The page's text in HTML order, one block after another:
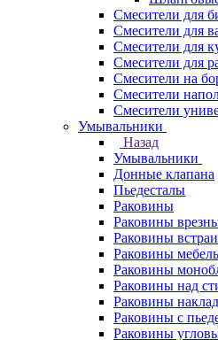
Смесители для
Смесители для
Смесители для
Смесители для
Смесители на
Смесители
Смесители
Умывальники
Назад
Умывальники
Донные клапана
Пьедесталы
Раковины
Раковины
Раковины
Раковины
Раковины
Раковины над
Раковины
Раковины с
Раковины